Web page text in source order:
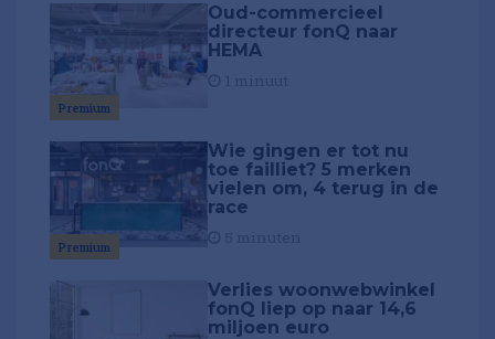
Premium
Oud-commercieel
directeur fonQ naar
HEMA
Premium
Wie gingen er tot nu
toe failliet? 5 merken
vielen om, 4 terug in de
race
Verlies woonwebwinkel
fonQ liep op naar 14,6
miljoen euro